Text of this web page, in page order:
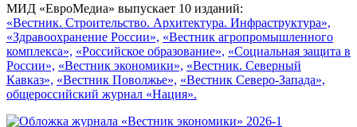
МИД «ЕвроМедиа» выпускает 10 изданий:
«Вестник. Строительство. Архитектура. Инфраструктура»,
«Здравоохранение России», «Вестник агропромышленного
комплекса», «Российское образование», «Социальная защита в
России», «Вестник экономики», «Вестник. Северный
Кавказ», «Вестник Поволжье», «Вестник Северо-Запада»,
общероссийский журнал «Нация».